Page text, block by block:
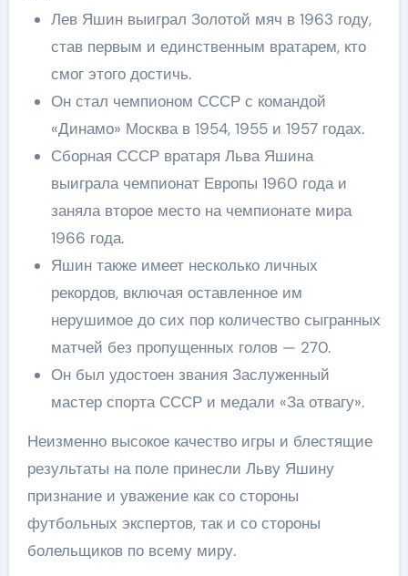
Лев Яшин выиграл Золотой мяч в 1963 году,
став первым и единственным вратарем, кто
смог этого достичь.
Он стал чемпионом СССР с командой
«Динамо» Москва в 1954, 1955 и 1957 годах.
Сборная СССР вратаря Льва Яшина
выиграла чемпионат Европы 1960 года и
заняла второе место на чемпионате мира
1966 года.
Яшин также имеет несколько личных
рекордов, включая оставленное им
нерушимое до сих пор количество сыгранных
матчей без пропущенных голов — 270.
Он был удостоен звания Заслуженный
мастер спорта СССР и медали «За отвагу».
Неизменно высокое качество игры и блестящие
результаты на поле принесли Льву Яшину
признание и уважение как со стороны
футбольных экспертов, так и со стороны
болельщиков по всему миру.